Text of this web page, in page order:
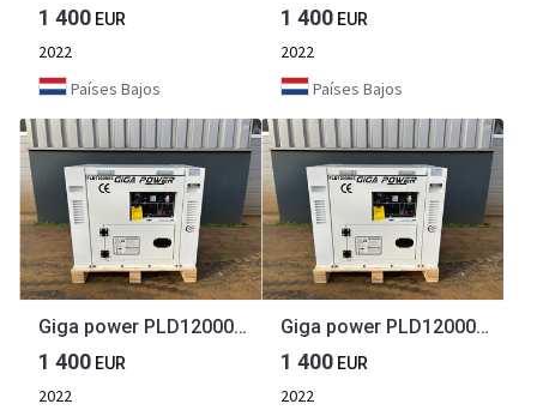
1 400 EUR
2022
Países Bajos
1 400 EUR
2022
Países Bajos
Giga power PLD12000SE 10 kVA silent generator
1 400 EUR
2022
Giga power PLD12000SE 10 kVA silent generator
1 400 EUR
2022